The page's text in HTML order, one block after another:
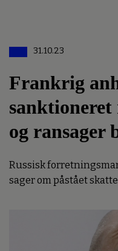
31.10.23
Frankrig
og ransager
Russisk
sager om påstået